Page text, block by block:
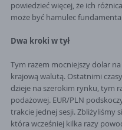
powiedzieć więcej, że ich
może być hamulec
Dwa kroki w tył
Tym razem mocniejszy dolar
krajową walutą. Ostatnimi
dzieje na szerokim rynku, tym
podażowej. EUR/PLN
trakcie jednej sesji. Zbliżyliśmy
która wcześniej kilka razy